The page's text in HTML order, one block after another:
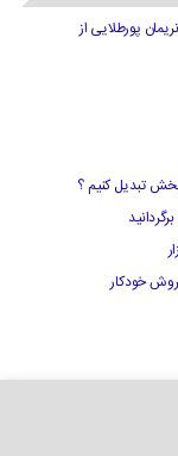
پورطلایی از
تبدیل کنیم ؟
خودکار